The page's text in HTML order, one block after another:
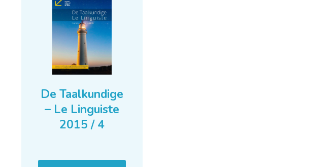
De Taalkundige
– Le Linguiste
2015 / 4